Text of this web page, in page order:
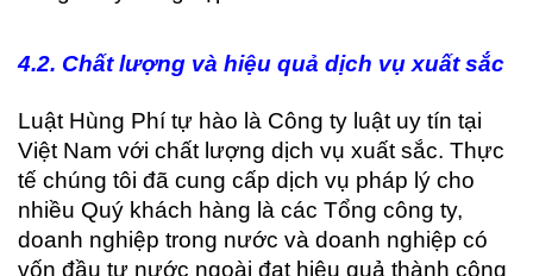
4.2. Chất lượng và hiệu quả dịch vụ xuất sắc
Luật Hùng Phí tự hào là Công ty luật uy tín tại
Việt Nam với chất lượng dịch vụ xuất sắc. Thực
tế chúng tôi đã cung cấp dịch vụ pháp lý cho
nhiều Quý khách hàng là các Tổng công ty,
doanh nghiệp trong nước và doanh nghiệp có
vốn đầu tư nước ngoài đạt hiệu quả thành công